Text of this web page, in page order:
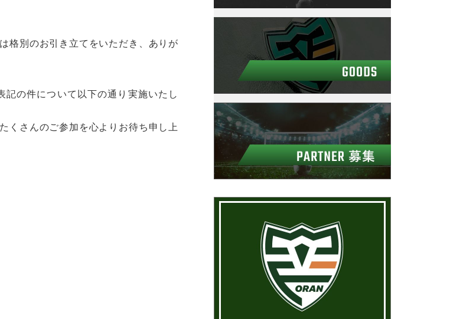
格別のお引き立てをいただき、ありが
の件について以下の通り実施いたし
くさんのご参加を心よりお待ち申し上